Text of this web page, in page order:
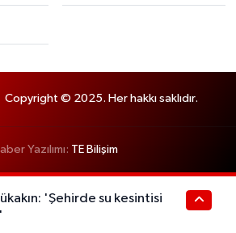
Copyright © 2025. Her hakkı saklıdır.
Yazılımı: TE Bilişim
'Şehirde su kesintisi